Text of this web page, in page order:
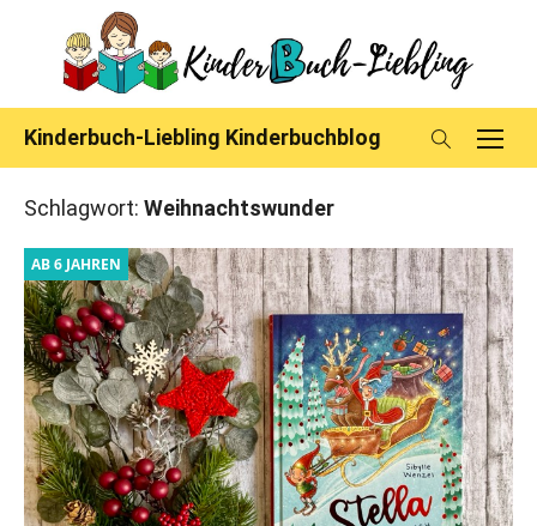
content
Kinderbuch-Liebling Kinderbuchblog
Schlagwort: Weihnachtswunder
AB 6 JAHREN